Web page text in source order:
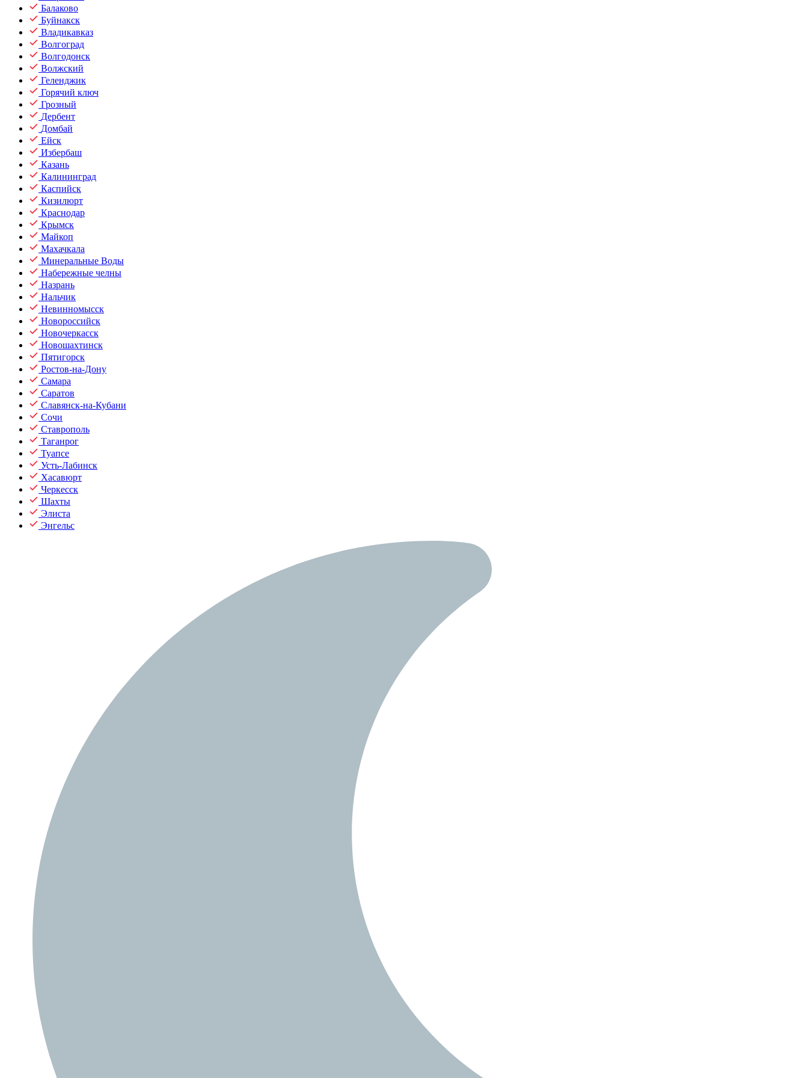
Балаково
Буйнакск
Владикавказ
Волгоград
Волгодонск
Волжский
Геленджик
Горячий ключ
Грозный
Дербент
Домбай
Ейск
Избербаш
Казань
Калининград
Каспийск
Кизилюрт
Краснодар
Крымск
Майкоп
Махачкала
Минеральные Воды
Набережные челны
Назрань
Нальчик
Невинномысск
Новороссийск
Новочеркасск
Новошахтинск
Пятигорск
Ростов-на-Дону
Самара
Саратов
Славянск-на-Кубани
Сочи
Ставрополь
Таганрог
Туапсе
Усть-Лабинск
Хасавюрт
Черкесск
Шахты
Элиста
Энгельс